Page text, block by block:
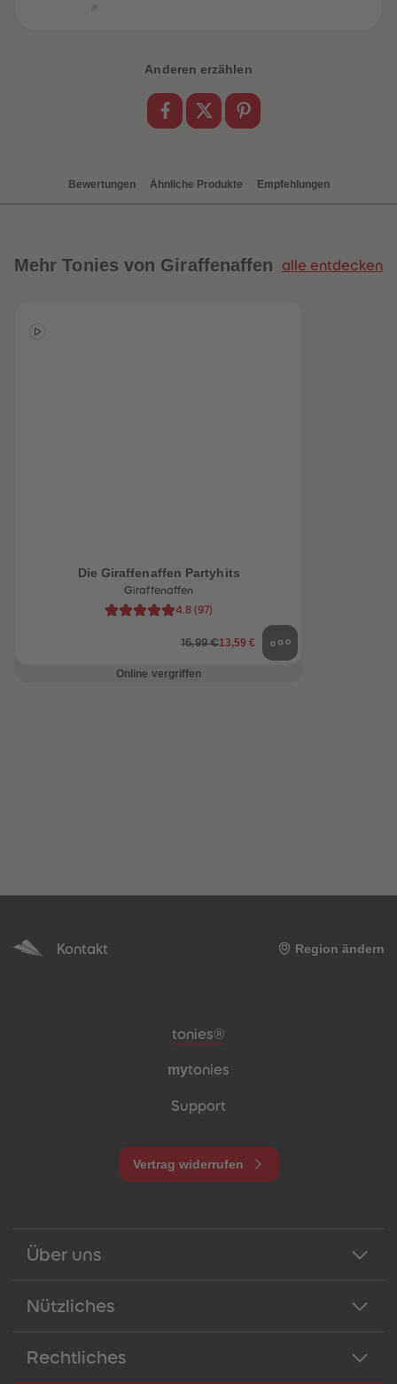
Anderen erzählen
Bewertungen Ähnliche Produkte Empfehlungen
Mehr Tonies von Giraffenaffen alle entdecken
Die Giraffenaffen Partyhits
Giraffenaffen
4.8 (97)
16,99 €13,59 €
Online vergriffen
Kontakt Region ändern
Meta-Navigation Footer
tonies®
mytonies
Support
Vertrag widerrufen
Über uns
Nützliches
Rechtliches